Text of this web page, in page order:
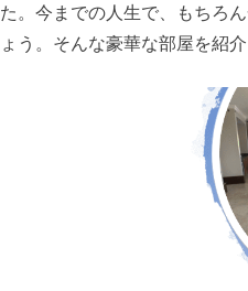
た。今までの人生で、もちろ
ょう。そんな豪華な部屋を紹介